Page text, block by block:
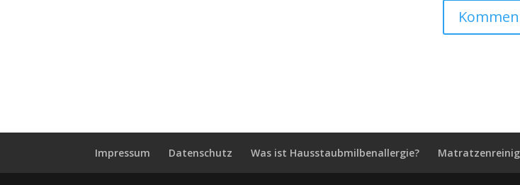
Impressum Datenschutz Was ist Hausstaubmilbenallergie?